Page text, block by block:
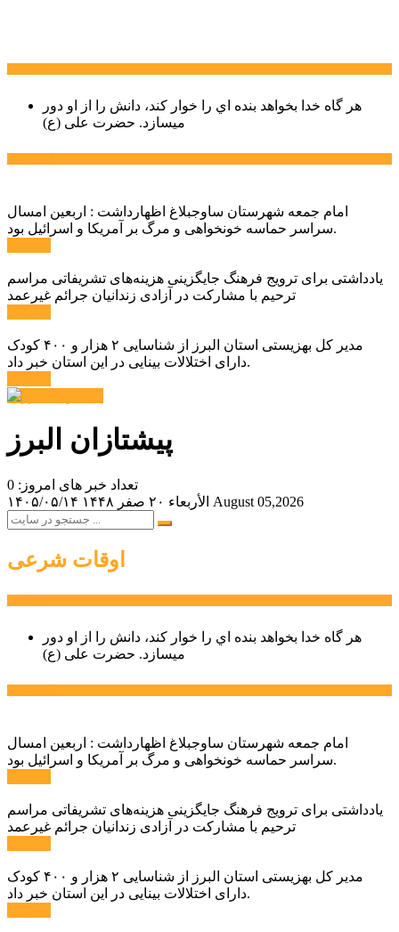
هر گاه خدا بخواهد بنده اي را خوار كند، دانش را از او دور
میسازد. حضرت علی (ع)
امام جمعه شهرستان ساوجبلاغ اظهارداشت : اربعین امسال
سراسر حماسه خونخواهی و مرگ بر آمریکا و اسرائیل بود.
یادداشتی برای ترویج فرهنگ جایگزینی هزینه‌های تشریفاتی مراسم
ترحیم با مشارکت در آزادی زندانیان جرائم غیرعمد
مدیر کل بهزیستی استان البرز از شناسایی ۲ هزار و ۴۰۰ کودک
دارای اختلالات بینایی در این استان خبر داد.
پیشتازان البرز
تعداد خبر های امروز: 0
۱۴۰۵/۰۵/۱۴
الأربعاء ۲۰ صفر ۱۴۴۸ August 05,2026
اوقات شرعی
هر گاه خدا بخواهد بنده اي را خوار كند، دانش را از او دور
میسازد. حضرت علی (ع)
امام جمعه شهرستان ساوجبلاغ اظهارداشت : اربعین امسال
سراسر حماسه خونخواهی و مرگ بر آمریکا و اسرائیل بود.
یادداشتی برای ترویج فرهنگ جایگزینی هزینه‌های تشریفاتی مراسم
ترحیم با مشارکت در آزادی زندانیان جرائم غیرعمد
مدیر کل بهزیستی استان البرز از شناسایی ۲ هزار و ۴۰۰ کودک
دارای اختلالات بینایی در این استان خبر داد.